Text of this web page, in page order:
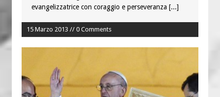
evangelizzatrice con coraggio e perseveranza [...]
15 Marzo 2013 // 0 Comments